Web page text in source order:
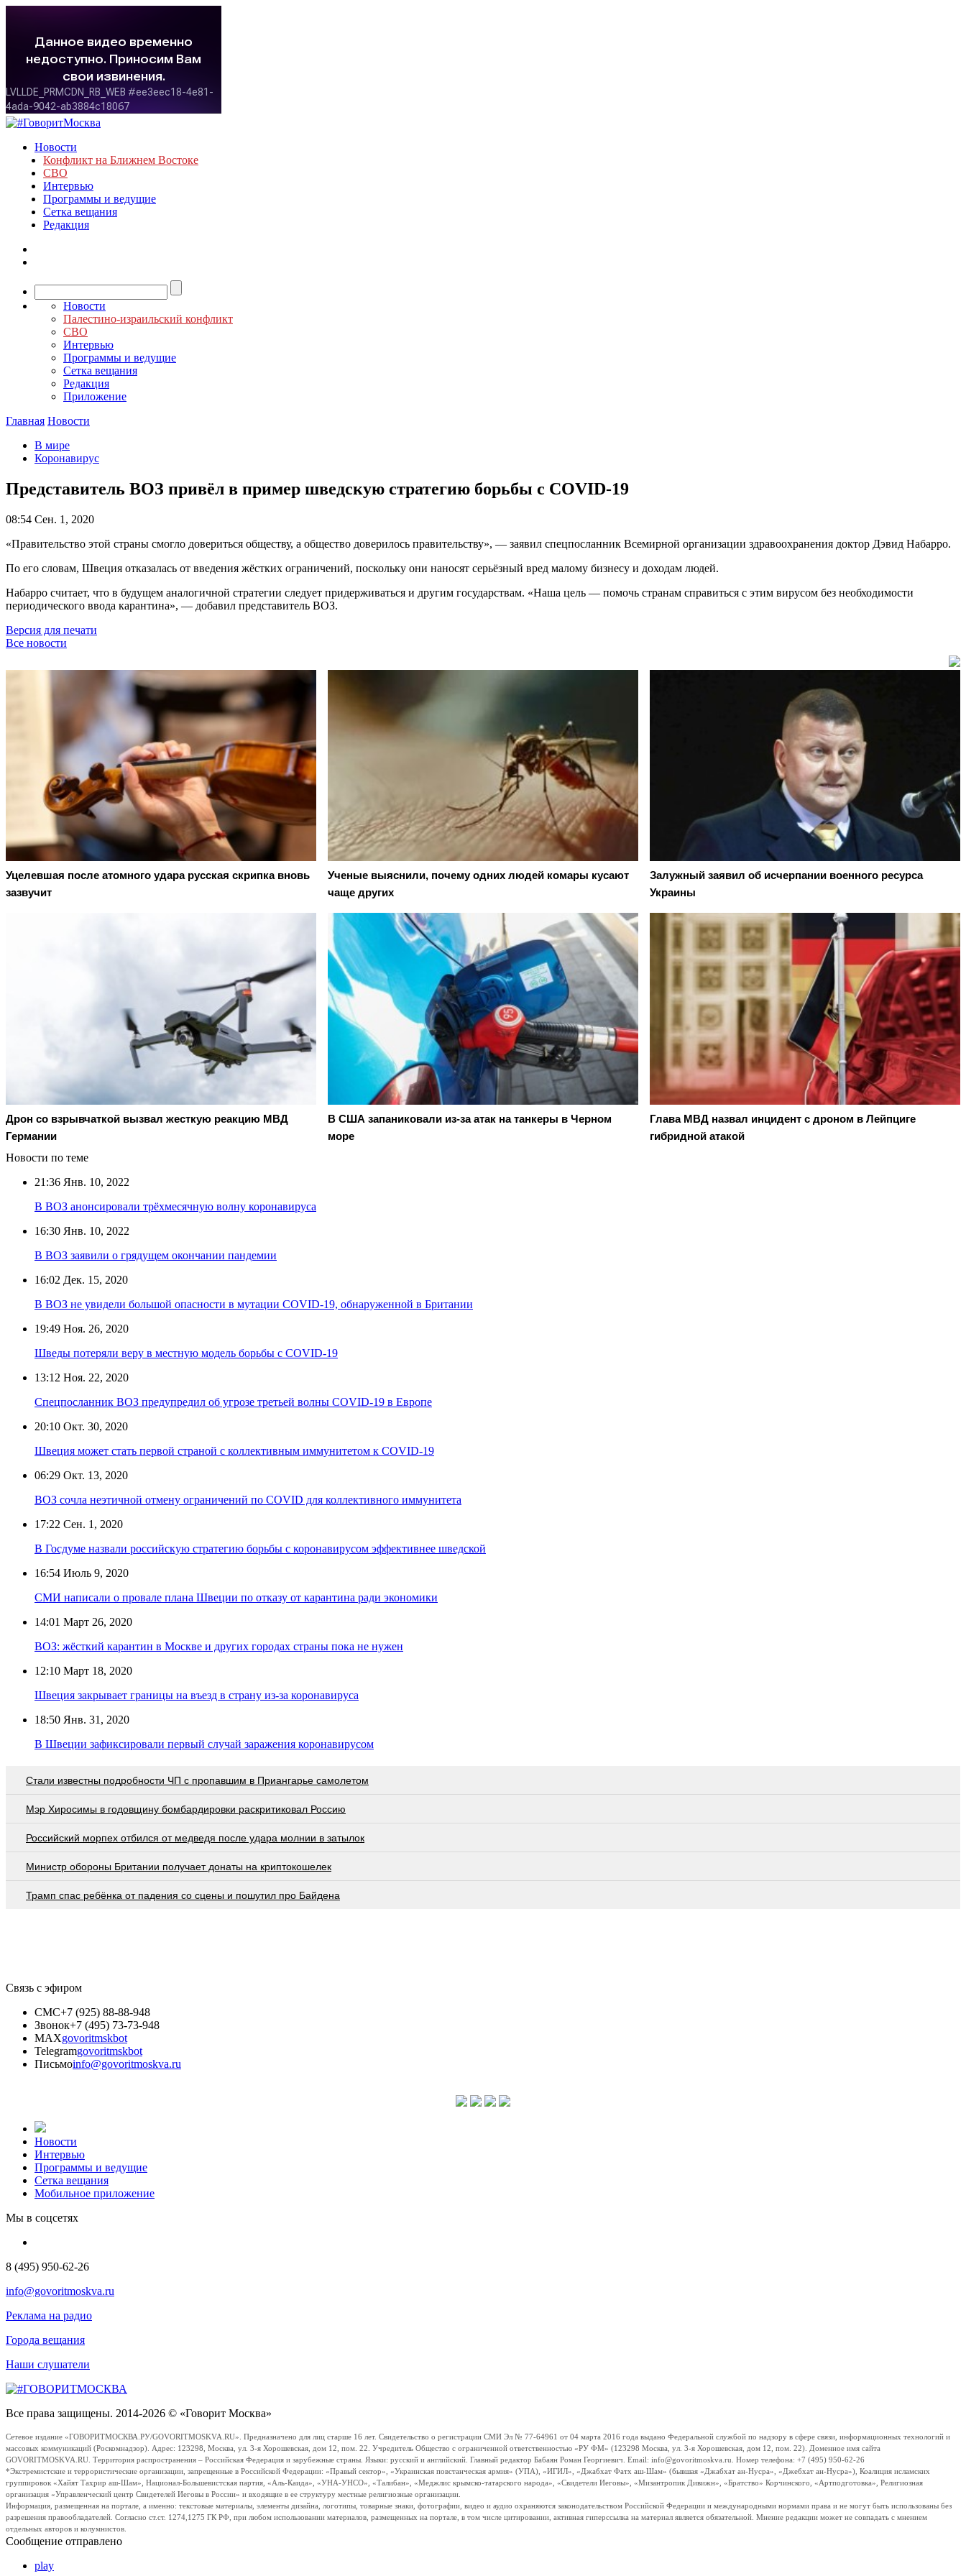
Новости
Конфликт на Ближнем Востоке
СВО
Интервью
Программы и ведущие
Сетка вещания
Редакция
Новости
Палестино-израильский конфликт
СВО
Интервью
Программы и ведущие
Сетка вещания
Редакция
Приложение
Главная Новости
В мире
Коронавирус
Представитель ВОЗ привёл в пример шведскую стратегию борьбы с COVID-19
08:54 Сен. 1, 2020
«Правительство этой страны смогло довериться обществу, а общество доверилось правительству», — заявил спецпосланник Всемирной организации здравоохранения доктор Дэвид Набарро.
По его словам, Швеция отказалась от введения жёстких ограничений, поскольку они наносят серьёзный вред малому бизнесу и доходам людей.
Набарро считает, что в будущем аналогичной стратегии следует придерживаться и другим государствам. «Наша цель — помочь странам справиться с этим вирусом без необходимости
периодического ввода карантина», — добавил представитель ВОЗ.
Версия для печати
Все новости
Уцелевшая после атомного удара русская скрипка вновь
зазвучит
Ученые выяснили, почему одних людей комары кусают
чаще других
Залужный заявил об исчерпании военного ресурса
Украины
Дрон со взрывчаткой вызвал жесткую реакцию МВД
Германии
В США запаниковали из-за атак на танкеры в Черном
море
Глава МВД назвал инцидент с дроном в Лейпциге
гибридной атакой
Новости по теме
21:36 Янв. 10, 2022
В ВОЗ анонсировали трёхмесячную волну коронавируса
16:30 Янв. 10, 2022
В ВОЗ заявили о грядущем окончании пандемии
16:02 Дек. 15, 2020
В ВОЗ не увидели большой опасности в мутации COVID-19, обнаруженной в Британии
19:49 Ноя. 26, 2020
Шведы потеряли веру в местную модель борьбы с COVID-19
13:12 Ноя. 22, 2020
Спецпосланник ВОЗ предупредил об угрозе третьей волны COVID-19 в Европе
20:10 Окт. 30, 2020
Швеция может стать первой страной с коллективным иммунитетом к COVID-19
06:29 Окт. 13, 2020
ВОЗ сочла неэтичной отмену ограничений по COVID для коллективного иммунитета
17:22 Сен. 1, 2020
В Госдуме назвали российскую стратегию борьбы с коронавирусом эффективнее шведской
16:54 Июль 9, 2020
СМИ написали о провале плана Швеции по отказу от карантина ради экономики
14:01 Март 26, 2020
ВОЗ: жёсткий карантин в Москве и других городах страны пока не нужен
12:10 Март 18, 2020
Швеция закрывает границы на въезд в страну из-за коронавируса
18:50 Янв. 31, 2020
В Швеции зафиксировали первый случай заражения коронавирусом
Стали известны подробности ЧП с пропавшим в Приангарье самолетом
Мэр Хиросимы в годовщину бомбардировки раскритиковал Россию
Российский морпех отбился от медведя после удара молнии в затылок
Министр обороны Британии получает донаты на криптокошелек
Трамп спас ребёнка от падения со сцены и пошутил про Байдена
Связь с эфиром
СМС+7 (925) 88-88-948
Звонок+7 (495) 73-73-948
MAXgovoritmskbot
Telegramgovoritmskbot
Письмоinfo@govoritmoskva.ru
Новости
Интервью
Программы и ведущие
Сетка вещания
Мобильное приложение
Мы в соцсетях
8 (495) 950-62-26
info@govoritmoskva.ru
Реклама на радио
Города вещания
Наши слушатели
Все права защищены. 2014-2026 © «Говорит Москва»
Сетевое издание «ГОВОРИТМОСКВА.РУ/GOVORITMOSKVA.RU». Предназначено для лиц старше 16 лет. Свидетельство о регистрации СМИ Эл № 77-64961 от 04 марта 2016 года выдано Федеральной службой по надзору в сфере связи, информационных технологий и
массовых коммуникаций (Роскомнадзор). Адрес: 123298, Москва, ул. 3-я Хорошевская, дом 12, пом. 22. Учредитель Общество с ограниченной ответственностью «РУ ФМ» (123298 Москва, ул. 3-я Хорошевская, дом 12, пом. 22). Доменное имя сайта
GOVORITMOSKVA.RU. Территория распространения – Российская Федерация и зарубежные страны. Языки: русский и английский. Главный редактор Бабаян Роман Георгиевич. Email: info@govoritmoskva.ru. Номер телефона: +7 (495) 950-62-26
*Экстремистские и террористические организации, запрещенные в Российской Федерации: «Правый сектор», «Украинская повстанческая армия» (УПА), «ИГИЛ», «Джабхат Фатх аш-Шам» (бывшая «Джабхат ан-Нусра», «Джебхат ан-Нусра»), Коалиция исламских
группировок «Хайят Тахрир аш-Шам», Национал-Большевистская партия, «Аль-Каида», «УНА-УНСО», «Талибан», «Меджлис крымско-татарского народа», «Свидетели Иеговы», «Мизантропик Дивижн», «Братство» Корчинского, «Артподготовка», Религиозная
организация «Управленческий центр Свидетелей Иеговы в России» и входящие в ее структуру местные религиозные организации.
Информация, размещенная на портале, а именно: текстовые материалы, элементы дизайна, логотипы, товарные знаки, фотографии, видео и аудио охраняются законодательством Российской Федерации и международными нормами права и не могут быть использованы без
разрешения правообладателей. Согласно ст.ст. 1274,1275 ГК РФ, при любом использовании материалов, размещенных на портале, в том числе цитировании, активная гиперссылка на материал является обязательной. Мнение редакции может не совпадать с мнением
отдельных авторов и колумнистов.
Сообщение отправлено
play